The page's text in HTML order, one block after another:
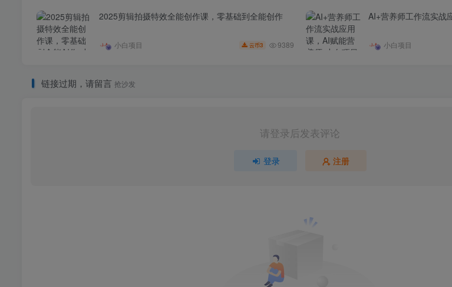
2025剪辑拍摄特效全能创作课，零基础到全能创作
小白项目 云币3 9389
AI+营养师工作流实战
小白项目
链接过期，请留言 抢沙发
请登录后发表评论
登录 注册